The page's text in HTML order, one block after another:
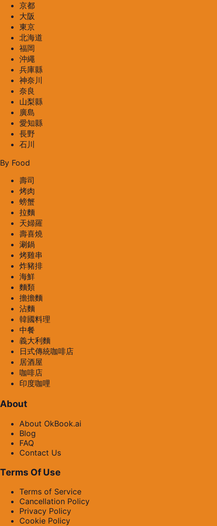
京都
大阪
東京
北海道
福岡
沖繩
兵庫縣
神奈川
奈良
山梨縣
廣島
愛知縣
長野
石川
By Food
壽司
烤肉
螃蟹
拉麵
天婦羅
壽喜燒
涮鍋
烤雞串
炸豬排
海鮮
麵類
擔擔麵
沾麵
韓國料理
中餐
義大利麵
日式傳統咖啡店
居酒屋
咖啡店
印度咖哩
About
About OkBook.ai
Blog
FAQ
Contact Us
Terms Of Use
Terms of Service
Cancellation Policy
Privacy Policy
Cookie Policy